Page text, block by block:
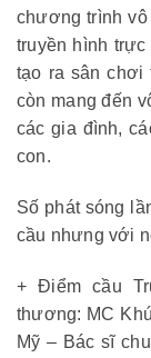
chương trình
truyền hình trực
tạo ra sân chơi
còn mang đến
các gia đình,
con.
Số phát sóng
cầu nhưng với
+ Điểm cầu
thương: MC
Mỹ – Bác sĩ